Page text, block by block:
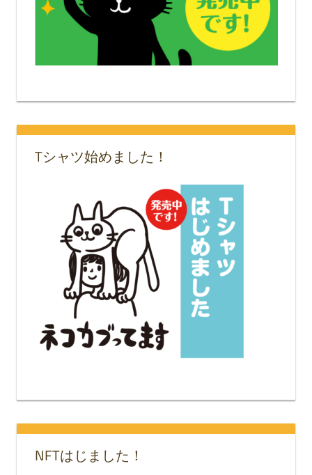
Tシャツ始めました！
NFTはじました！